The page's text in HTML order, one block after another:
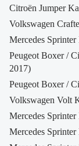
Citroën Jumper
Volkswagen
Mercedes
Peugeot Boxer /
2017)
Peugeot Boxer /
Volkswagen Volt
Mercedes
Mercedes